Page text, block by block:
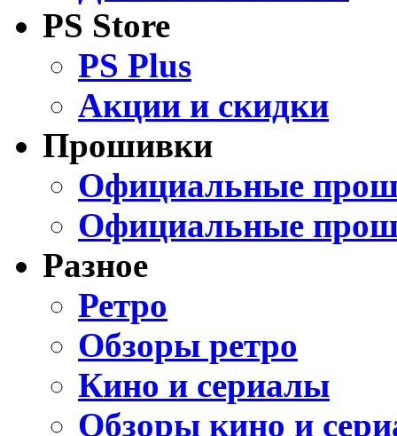
PS Store
PS Plus
Акции и скидки
Прошивки
Официальные
Официальные
Разное
Ретро
Обзоры ретро
Кино и сериалы
Обзоры кино и